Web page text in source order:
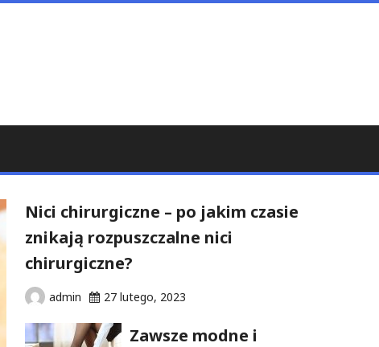
Nici chirurgiczne – po jakim czasie
znikają rozpuszczalne nici
chirurgiczne?
admin 27 lutego, 2023
Zawsze modne i